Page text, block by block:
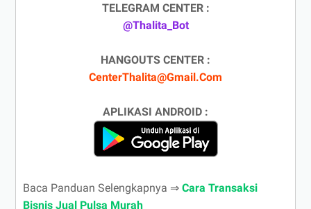
TELEGRAM CENTER :
@Thalita_Bot
HANGOUTS CENTER :
CenterThalita@Gmail.Com
APLIKASI ANDROID :
Baca Panduan Selengkapnya ⇒ Cara Transaksi
Bisnis Jual Pulsa Murah